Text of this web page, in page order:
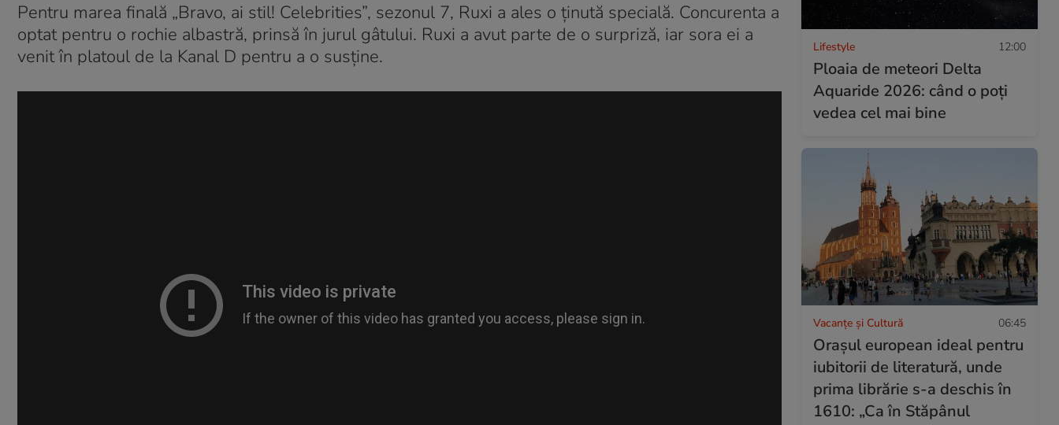
Pentru marea finală „Bravo, ai stil! Celebrities”, sezonul 7, Ruxi a ales o ținută specială. Concurenta a
optat pentru o rochie albastră, prinsă în jurul gâtului. Ruxi a avut parte de o surpriză, iar sora ei a
venit în platoul de la Kanal D pentru a o susține.
Lifestyle 12:00
Ploaia de meteori Delta
Aquaride 2026: când o poți
vedea cel mai bine
Vacanțe și Cultură 06:45
Orașul european ideal pentru
iubitorii de literatură, unde
prima librărie s-a deschis în
1610: „Ca în Stăpânul